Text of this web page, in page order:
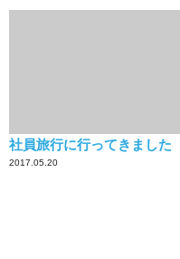
社員旅行に行ってきました
2017.05.20